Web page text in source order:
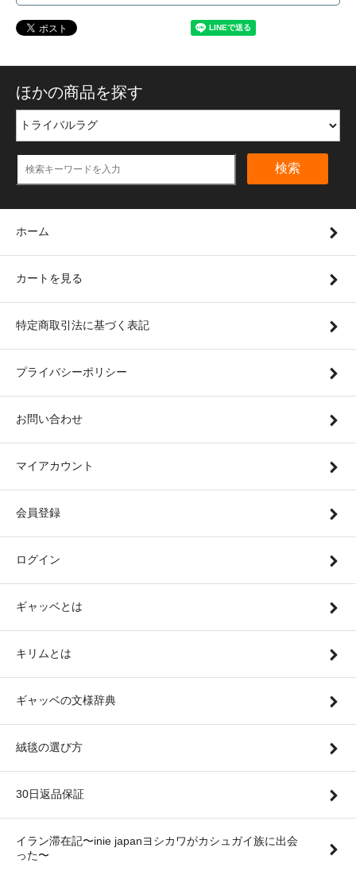
ほかの商品を探す
検索
ホーム
カートを見る
特定商取引法に基づく表記
プライバシーポリシー
お問い合わせ
マイアカウント
会員登録
ログイン
ギャッベとは
キリムとは
ギャッベの文様辞典
絨毯の選び方
30日返品保証
イラン滞在記〜inie japanヨシカワがカシュガイ族に出会
った〜